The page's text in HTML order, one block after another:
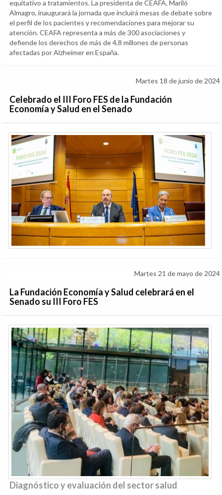
equitativo a tratamientos. La presidenta de CEAFA, Mariló
Almagro, inaugurará la jornada que incluirá mesas de debate sobre
el perfil de los pacientes y recomendaciones para mejorar su
atención. CEAFA representa a más de 300 asociaciones y
defiende los derechos de más de 4,8 millones de personas
afectadas por Alzheimer en España.
Martes 18 de junio de 2024
Celebrado el III Foro FES de la Fundación
Economía y Salud en el Senado
Martes 21 de mayo de 2024
La Fundación Economía y Salud celebrará en el
Senado su III Foro FES
Diagnóstico y evaluación del sector salud